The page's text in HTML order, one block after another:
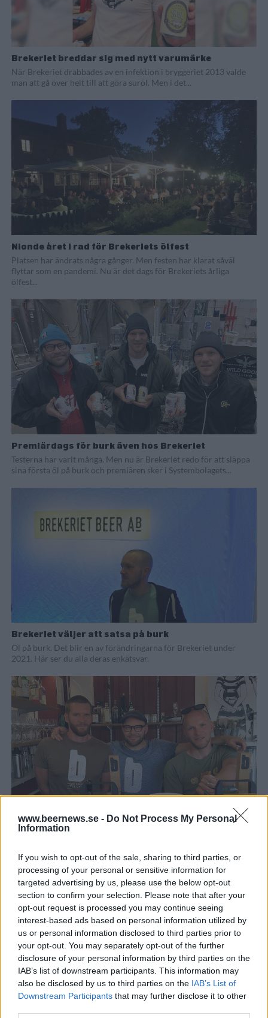
www.beernews.se - Do Not Process My Personal
Information
If you wish to opt-out of the sale, sharing to third parties, or
processing of your personal or sensitive information for
targeted advertising by us, please use the below opt-out
section to confirm your selection. Please note that after your
opt-out request is processed you may continue seeing
interest-based ads based on personal information utilized by
us or personal information disclosed to third parties prior to
your opt-out. You may separately opt-out of the further
disclosure of your personal information by third parties on the
IAB’s list of downstream participants. This information may
also be disclosed by us to third parties on the IAB’s List of
Downstream Participants that may further disclose it to other
Brekeriet breddar sig med nytt varumärke
När Brekeriet drabbades av en infektion i bryggeriet 2013 valde
man att gå över helt till att göra suröl. Men i det...
Nionde året i rad för Brekeriets ölfest
Platsen har ändrats några gånger. Men festen har klarat såväl
flyttar som en pandemi. Nu är det dags för Brekeriets årliga
ölfest...
Premiärdags för burk även hos Brekeriet
Testerna har varit många. Men nu är Brekeriet redo för att släppa
sina första öl på burk och premiären sker i Systembolagets...
Brekeriet väljer att satsa på burk
Öl på burk. Det blir en av förändringarna för Brekeriet under
2021. Här ser du alla deras enkätsvar.
Brekeriet fixar med coronasäker ölfest
för gästerna.